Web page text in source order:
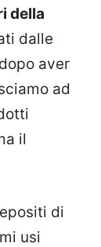
della
dalle
aver
ad
il
di
usi